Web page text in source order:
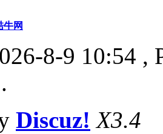
牛网
8-9 10:54 ,
Discuz! X3.4